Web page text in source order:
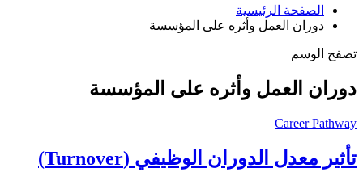
الصفحة الرئيسية
دوران العمل وأثره على المؤسسة
تصفح الوسم
دوران العمل وأثره على المؤسسة
Career Pathway
تأثير معدل الدوران الوظيفي (Turnover)